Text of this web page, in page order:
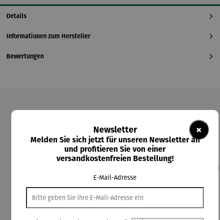
Details
Informationen zum Hersteller
Bewertungen
Produktgalerie überspringen
Kunden kauften auch ×
Newsletter
Melden Sie sich jetzt für unseren Newsletter an
und profitieren Sie von einer
versandkostenfreien Bestellung!
E-Mail-Adresse